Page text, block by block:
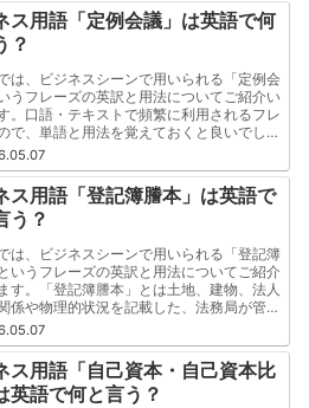
す。
ス用語「定例会議」は英語で何
？
は、ビジネスシーンで用いられる「定例会
うフレーズの英訳と用法についてご紹介い
。口語・テキストで頻繁に利用されるフレ
で、単語と用法を覚えておくと良いでしょ
記事では「定例会議」というフレーズの英
を"分かりやすく・簡潔"にご紹介いたしま
ス用語「登記簿謄本」は英語で
う？
は、ビジネスシーンで用いられる「登記簿
いうフレーズの英訳と用法についてご紹介
す。「登記簿謄本」とは土地、建物、法人
係や物理的状況を記載した、法務局が管理
書類のことを指します。この記事では「登
」というフレーズの英訳と用法を"分かり
簡潔"にご紹介いたします。
ス用語「自己資本・自己資本比
英語で何と言う？